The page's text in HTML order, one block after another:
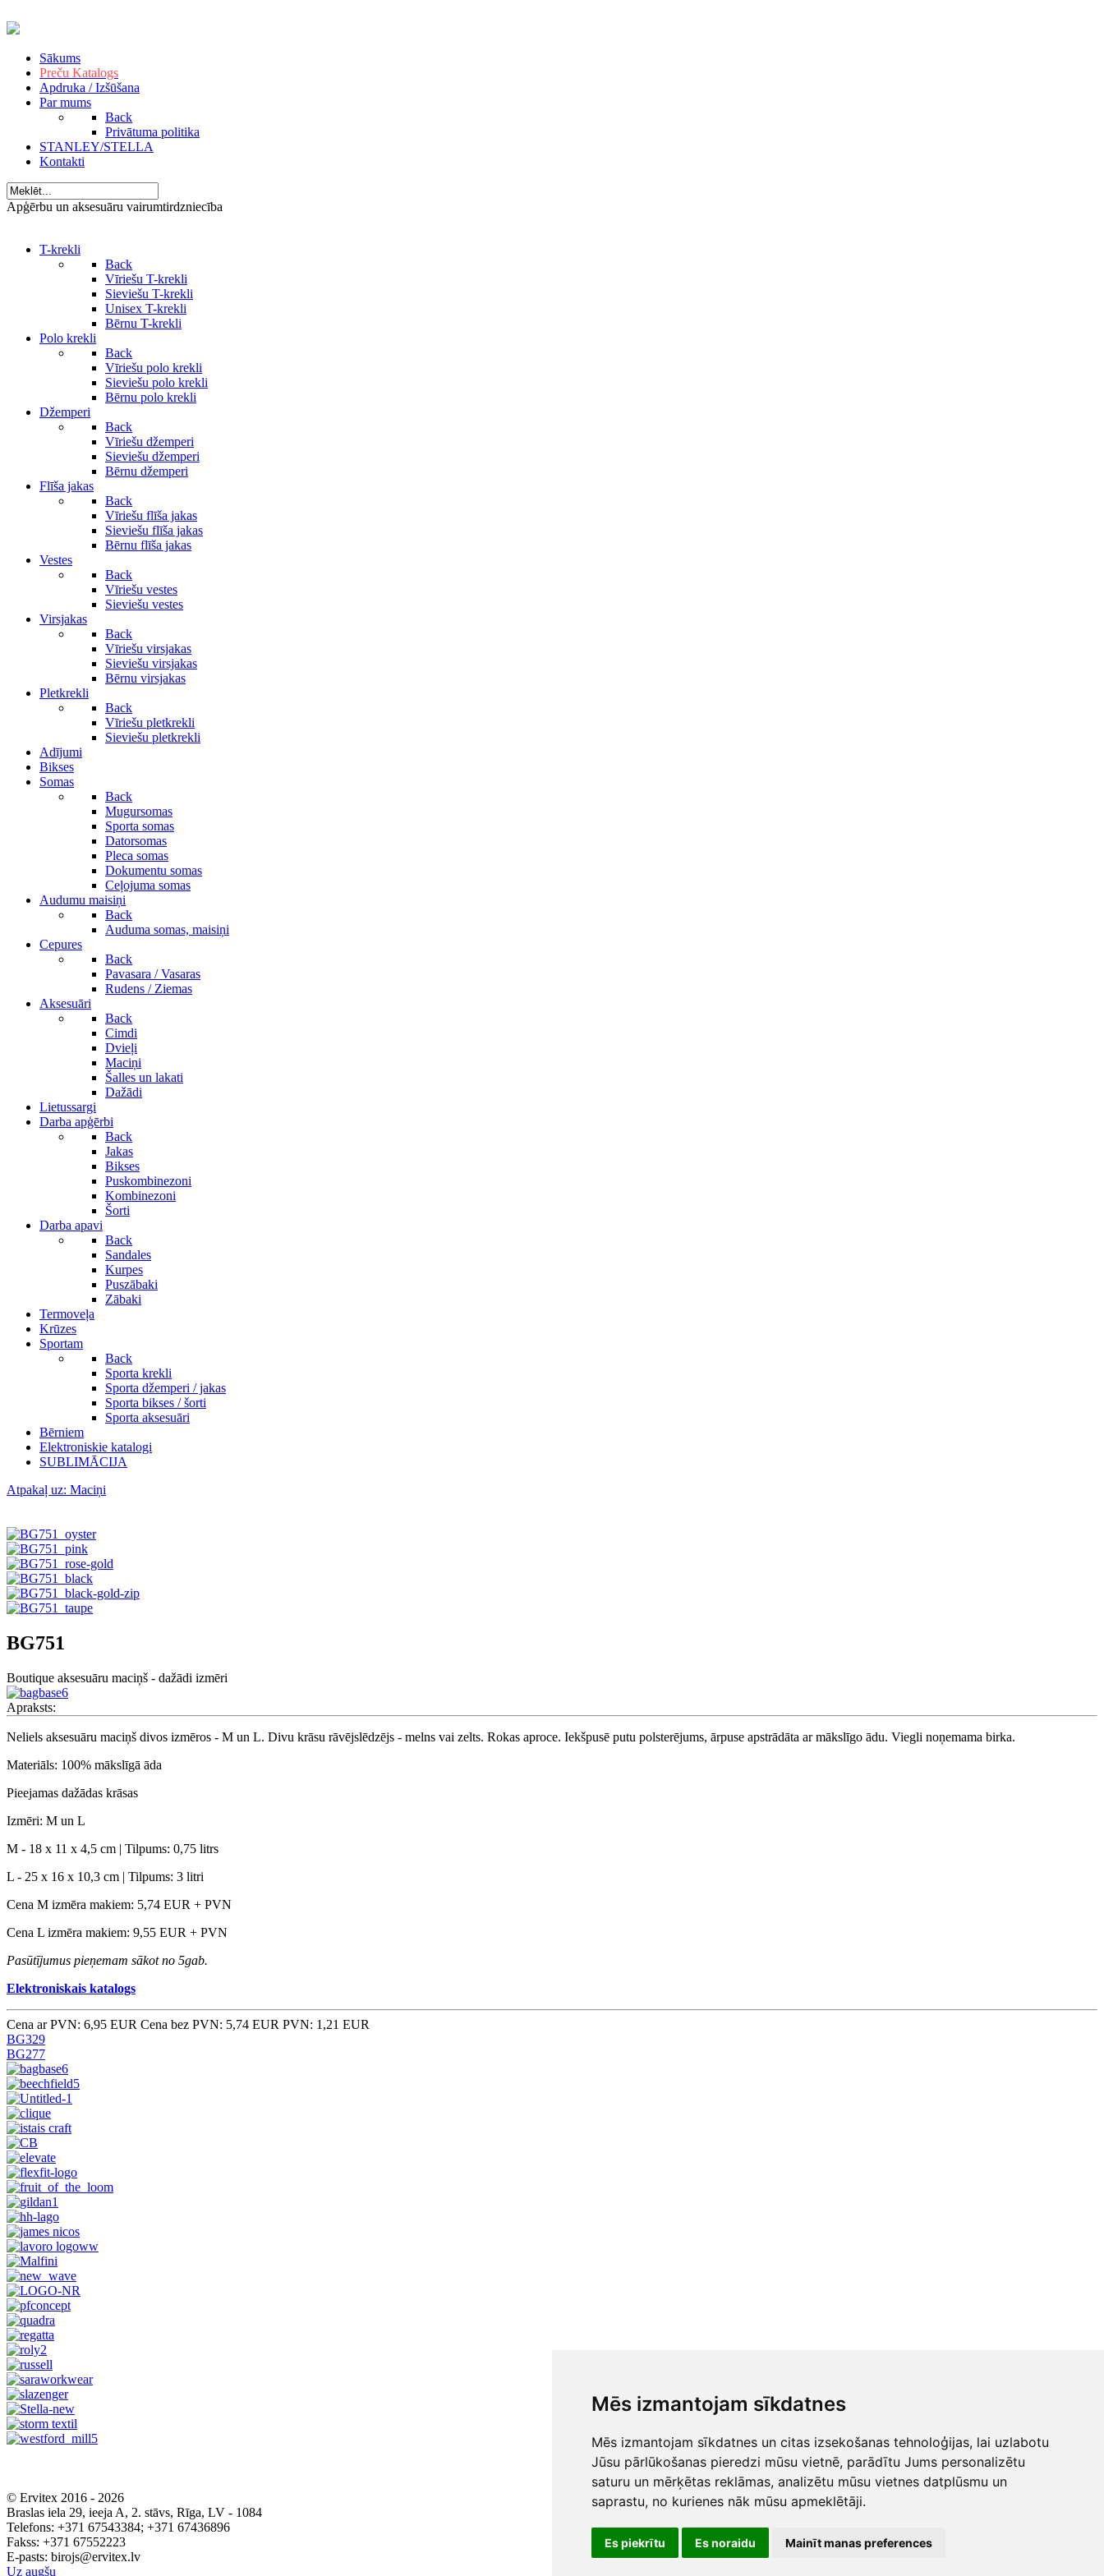
Mēs izmantojam sīkdatnes
Mēs izmantojam sīkdatnes un citas izsekošanas tehnoloģijas, lai uzlabotu
Jūsu pārlūkošanas pieredzi mūsu vietnē, parādītu Jums personalizētu
saturu un mērķētas reklāmas, analizētu mūsu vietnes datplūsmu un
saprastu, no kurienes nāk mūsu apmeklētāji.
Es piekrītu Es noraidu Mainīt manas preferences
Sākums
Preču Katalogs
Apdruka / Izšūšana
Par mums
Back
Privātuma politika
STANLEY/STELLA
Kontakti
Apģērbu un aksesuāru vairumtirdzniecība
T-krekli
Back
Vīriešu T-krekli
Sieviešu T-krekli
Unisex T-krekli
Bērnu T-krekli
Polo krekli
Back
Vīriešu polo krekli
Sieviešu polo krekli
Bērnu polo krekli
Džemperi
Back
Vīriešu džemperi
Sieviešu džemperi
Bērnu džemperi
Flīša jakas
Back
Vīriešu flīša jakas
Sieviešu flīša jakas
Bērnu flīša jakas
Vestes
Back
Vīriešu vestes
Sieviešu vestes
Virsjakas
Back
Vīriešu virsjakas
Sieviešu virsjakas
Bērnu virsjakas
Pletkrekli
Back
Vīriešu pletkrekli
Sieviešu pletkrekli
Adījumi
Bikses
Somas
Back
Mugursomas
Sporta somas
Datorsomas
Pleca somas
Dokumentu somas
Ceļojuma somas
Audumu maisiņi
Back
Auduma somas, maisiņi
Cepures
Back
Pavasara / Vasaras
Rudens / Ziemas
Aksesuāri
Back
Cimdi
Dvieļi
Maciņi
Šalles un lakati
Dažādi
Lietussargi
Darba apģērbi
Back
Jakas
Bikses
Puskombinezoni
Kombinezoni
Šorti
Darba apavi
Back
Sandales
Kurpes
Puszābaki
Zābaki
Termoveļa
Krūzes
Sportam
Back
Sporta krekli
Sporta džemperi / jakas
Sporta bikses / šorti
Sporta aksesuāri
Bērniem
Elektroniskie katalogi
SUBLIMĀCIJA
Atpakaļ uz: Maciņi
BG751
Boutique aksesuāru maciņš - dažādi izmēri
Apraksts:
Neliels aksesuāru maciņš divos izmēros - M un L. Divu krāsu rāvējslēdzējs - melns vai zelts. Rokas aproce. Iekšpusē putu polsterējums, ārpuse apstrādāta ar mākslīgo ādu. Viegli noņemama birka.
Materiāls: 100% mākslīgā āda
Pieejamas dažādas krāsas
Izmēri: M un L
M - 18 x 11 x 4,5 cm | Tilpums: 0,75 litrs
L - 25 x 16 x 10,3 cm | Tilpums: 3 litri
Cena M izmēra makiem: 5,74 EUR + PVN
Cena L izmēra makiem: 9,55 EUR + PVN
Pasūtījumus pieņemam sākot no 5gab.
Elektroniskais katalogs
Cena ar PVN: 6,95 EUR Cena bez PVN: 5,74 EUR PVN: 1,21 EUR
BG329
BG277
© Ervitex 2016 - 2026
Braslas iela 29, ieeja A, 2. stāvs, Rīga, LV - 1084
Telefons: +371 67543384; +371 67436896
Fakss: +371 67552223
E-pasts: birojs@ervitex.lv
Uz augšu